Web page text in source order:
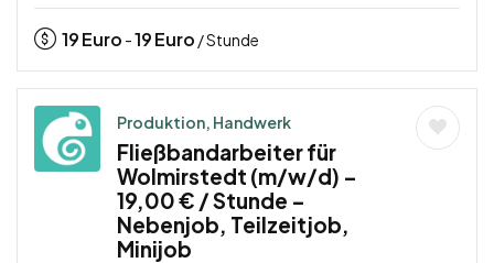
19Euro -19Euro / Stunde
Produktion, Handwerk
Fließbandarbeiter für
Wolmirstedt (m/w/d) –
19,00 € / Stunde –
Nebenjob, Teilzeitjob,
Minijob